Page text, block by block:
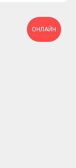
ОНЛАЙН